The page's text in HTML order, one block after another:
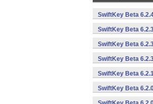
SwiftKey Beta
SwiftKey Beta
SwiftKey Beta
SwiftKey Beta
SwiftKey Beta
SwiftKey Beta